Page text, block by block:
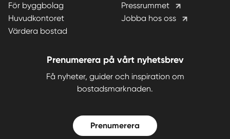
För byggbolag
Huvudkontoret
Värdera bostad
Pressrummet
Jobba hos oss
Prenumerera på vårt nyhetsbrev
Få nyheter, guider och inspiration om
bostadsmarknaden.
Prenumerera